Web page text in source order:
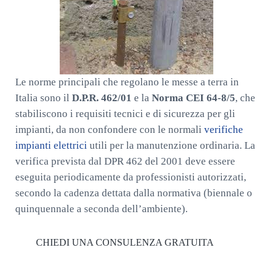
Le norme principali che regolano le messe a terra in
Italia sono il D.P.R. 462/01 e la Norma CEI 64-8/5, che
stabiliscono i requisiti tecnici e di sicurezza per gli
impianti, da non confondere con le normali verifiche
impianti elettriciutili per la manutenzione ordinaria. La
verifica prevista dal DPR 462 del 2001 deve essere
eseguita periodicamente da professionisti autorizzati,
secondo la cadenza dettata dalla normativa (biennale o
quinquennale a seconda dell’ambiente).
CHIEDI UNA CONSULENZA GRATUITA